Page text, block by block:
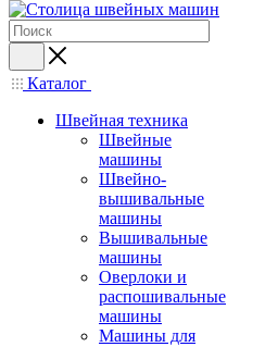
Каталог
Швейная техника
Швейные
машины
Швейно-
вышивальные
машины
Вышивальные
машины
Оверлоки и
распошивальные
машины
Машины для